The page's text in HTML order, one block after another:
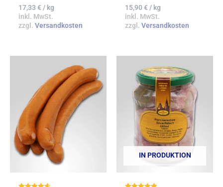
17,33 €/ kg
inkl. MwSt.
zzgl. Versandkosten
15,90€/ kg
inkl. MwSt.
zzgl. Versandkosten
IN PRODUKTION